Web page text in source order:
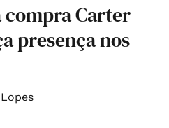
compra Carter
presença nos